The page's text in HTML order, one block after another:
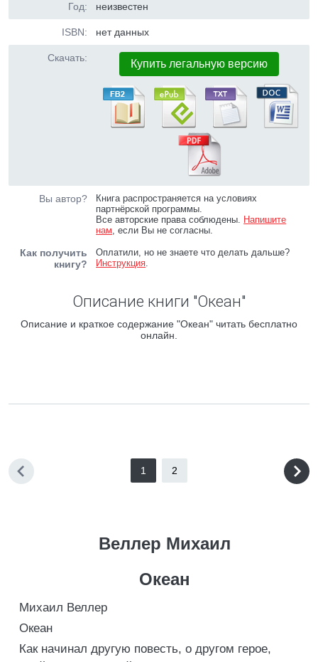
Год: неизвестен
ISBN: нет данных
Скачать: Купить легальную версию
Вы автор?
Книга распространяется на условиях
партнёрской программы.
Все авторские права соблюдены. Напишите
нам, если Вы не согласны.
Как получить
книгу?
Оплатили, но не знаете что делать дальше?
Инструкция.
Описание книги "Океан"
Описание и краткое содержание "Океан" читать бесплатно
онлайн.
1 2
Веллер Михаил
Океан
Михаил Веллер
Океан
Как начинал другую повесть, о другом герое,